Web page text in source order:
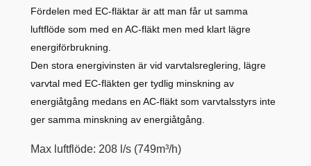
Fördelen med EC-fläktar är att man får ut samma
luftflöde som med en AC-fläkt men med klart lägre
energiförbrukning.
Den stora energivinsten är vid varvtalsreglering, lägre
varvtal med EC-fläkten ger tydlig minskning av
energiåtgång medans en AC-fläkt som varvtalsstyrs inte
ger samma minskning av energiåtgång.
Max luftflöde: 208 l/s (749m³/h)